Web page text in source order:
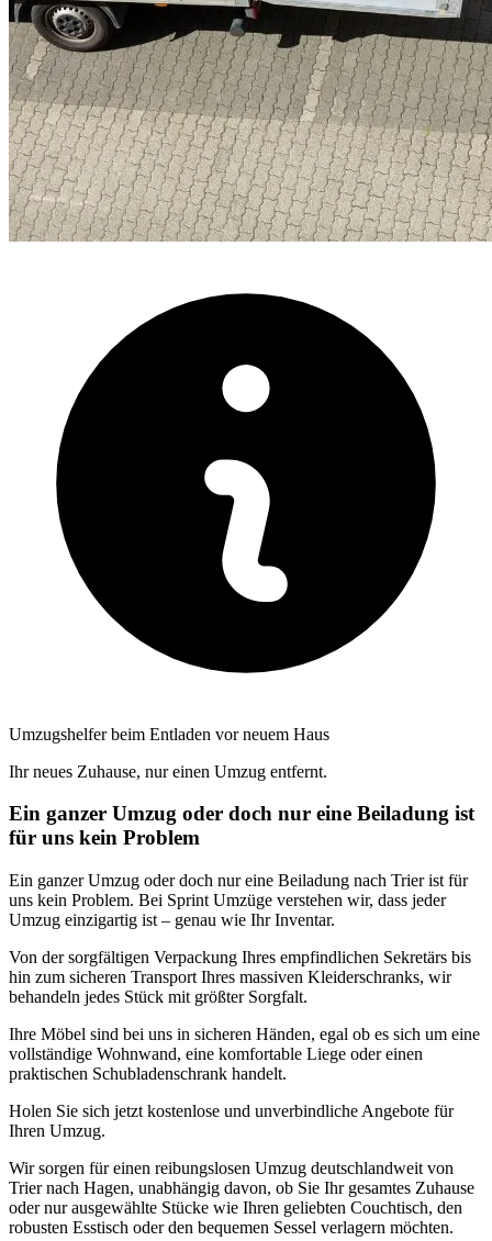
Umzugshelfer beim Entladen vor neuem Haus
Ihr neues Zuhause, nur einen Umzug entfernt.
Ein ganzer Umzug oder doch nur eine Beiladung ist
für uns kein Problem
Ein ganzer Umzug oder doch nur eine Beiladung nach Trier ist für
uns kein Problem. Bei Sprint Umzüge verstehen wir, dass jeder
Umzug einzigartig ist – genau wie Ihr Inventar.
Von der sorgfältigen Verpackung Ihres empfindlichen Sekretärs bis
hin zum sicheren Transport Ihres massiven Kleiderschranks, wir
behandeln jedes Stück mit größter Sorgfalt.
Ihre Möbel sind bei uns in sicheren Händen, egal ob es sich um eine
vollständige Wohnwand, eine komfortable Liege oder einen
praktischen Schubladenschrank handelt.
Holen Sie sich jetzt kostenlose und unverbindliche Angebote für
Ihren Umzug.
Wir sorgen für einen reibungslosen Umzug deutschlandweit von
Trier nach Hagen, unabhängig davon, ob Sie Ihr gesamtes Zuhause
oder nur ausgewählte Stücke wie Ihren geliebten Couchtisch, den
robusten Esstisch oder den bequemen Sessel verlagern möchten.